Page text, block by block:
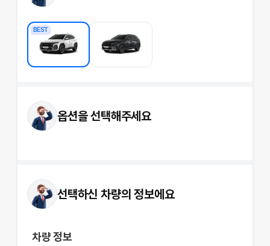
BEST
옵션을 선택해주세요
선택하신 차량의 정보에요
차량 정보